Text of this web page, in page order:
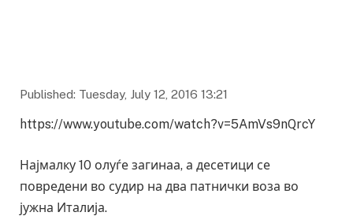
Published: Tuesday, July 12, 2016 13:21
https://www.youtube.com/watch?v=5AmVs9nQrcY
Најмалку 10 олуѓе загинаа, а десетици се
повредени во судир на два патнички воза во
јужна Италија.